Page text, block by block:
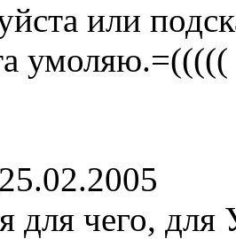
или
умоляю.=(((((
для чего,